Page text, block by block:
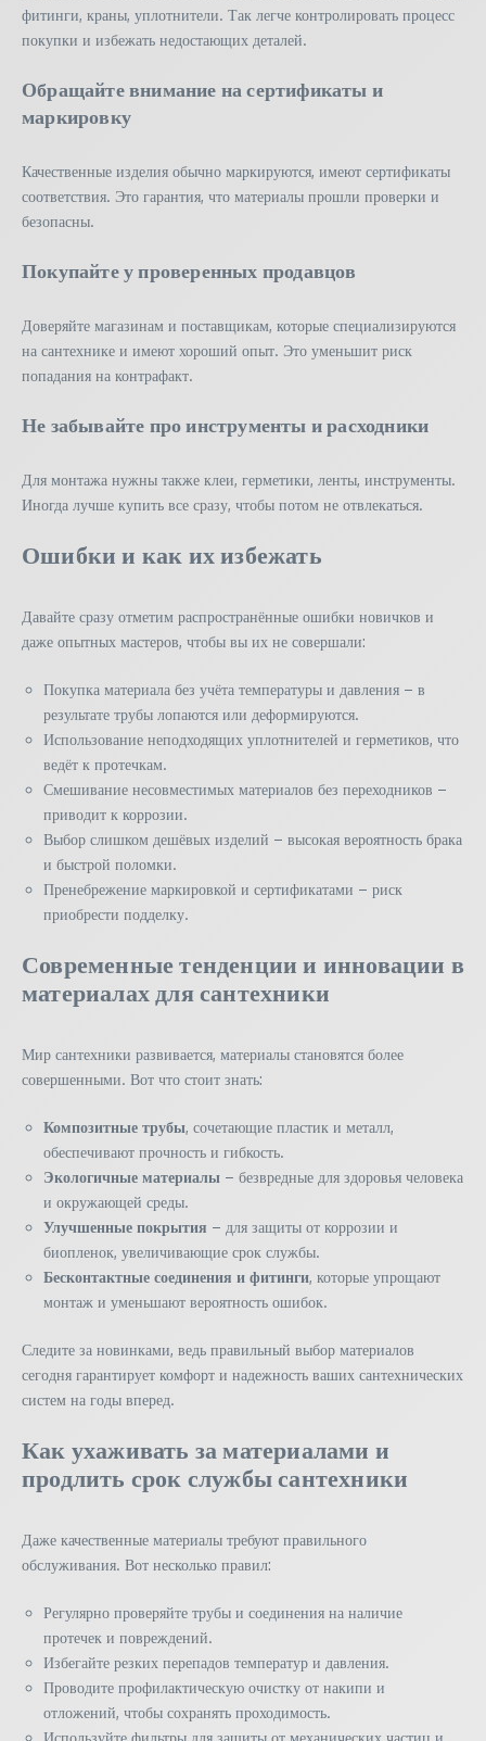
фитинги, краны, уплотнители. Так легче контролировать процесс
покупки и избежать недостающих деталей.
Обращайте внимание на сертификаты и
маркировку
Качественные изделия обычно маркируются, имеют сертификаты
соответствия. Это гарантия, что материалы прошли проверки и
безопасны.
Покупайте у проверенных продавцов
Доверяйте магазинам и поставщикам, которые специализируются
на сантехнике и имеют хороший опыт. Это уменьшит риск
попадания на контрафакт.
Не забывайте про инструменты и расходники
Для монтажа нужны также клеи, герметики, ленты, инструменты.
Иногда лучше купить все сразу, чтобы потом не отвлекаться.
Ошибки и как их избежать
Давайте сразу отметим распространённые ошибки новичков и
даже опытных мастеров, чтобы вы их не совершали:
Покупка материала без учёта температуры и давления – в
результате трубы лопаются или деформируются.
Использование неподходящих уплотнителей и герметиков, что
ведёт к протечкам.
Смешивание несовместимых материалов без переходников –
приводит к коррозии.
Выбор слишком дешёвых изделий – высокая вероятность брака
и быстрой поломки.
Пренебрежение маркировкой и сертификатами – риск
приобрести подделку.
Современные тенденции и инновации в
материалах для сантехники
Мир сантехники развивается, материалы становятся более
совершенными. Вот что стоит знать:
Композитные трубы, сочетающие пластик и металл,
обеспечивают прочность и гибкость.
Экологичные материалы – безвредные для здоровья человека
и окружающей среды.
Улучшенные покрытия – для защиты от коррозии и
биопленок, увеличивающие срок службы.
Бесконтактные соединения и фитинги, которые упрощают
монтаж и уменьшают вероятность ошибок.
Следите за новинками, ведь правильный выбор материалов
сегодня гарантирует комфорт и надежность ваших сантехнических
систем на годы вперед.
Как ухаживать за материалами и
продлить срок службы сантехники
Даже качественные материалы требуют правильного
обслуживания. Вот несколько правил:
Регулярно проверяйте трубы и соединения на наличие
протечек и повреждений.
Избегайте резких перепадов температур и давления.
Проводите профилактическую очистку от накипи и
отложений, чтобы сохранять проходимость.
Используйте фильтры для защиты от механических частиц и